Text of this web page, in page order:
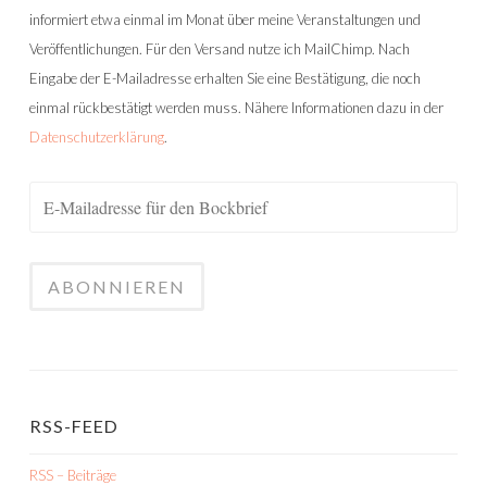
informiert etwa einmal im Monat über meine Veranstaltungen und
Veröffentlichungen. Für den Versand nutze ich MailChimp. Nach
Eingabe der E-Mailadresse erhalten Sie eine Bestätigung, die noch
einmal rückbestätigt werden muss. Nähere Informationen dazu in der
Datenschutzerklärung.
RSS-FEED
RSS – Beiträge